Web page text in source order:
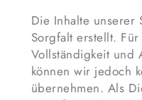
Die Inhalte unserer
Sorgfalt erstellt.
Vollständigkeit und
können wir jedoch
übernehmen. Als